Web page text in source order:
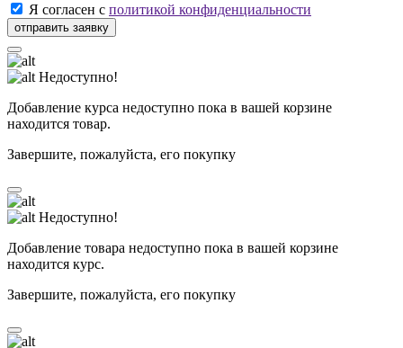
Я согласен с политикой конфиденциальности
Недоступно!
Добавление курса недоступно пока в вашей корзине
находится товар.
Завершите, пожалуйста, его покупку
Недоступно!
Добавление товара недоступно пока в вашей корзине
находится курс.
Завершите, пожалуйста, его покупку